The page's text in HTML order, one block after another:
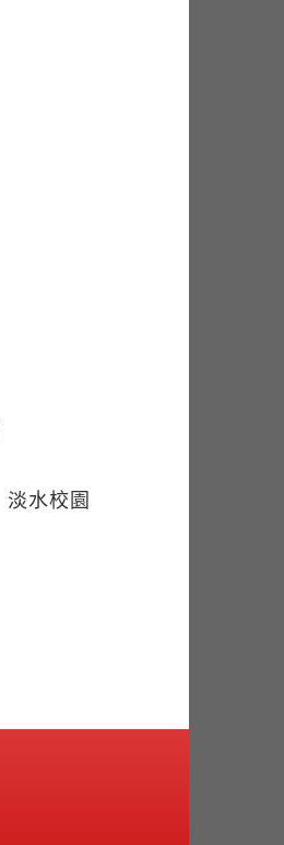
淡水校園